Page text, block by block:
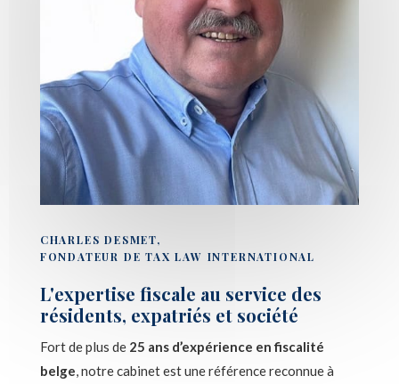
CHARLES DESMET,
FONDATEUR DE TAX LAW INTERNATIONAL
L'expertise fiscale au service des
résidents, expatriés et société
Fort de plus de 25 ans d’expérience en fiscalité
belge, notre cabinet est une référence reconnue à